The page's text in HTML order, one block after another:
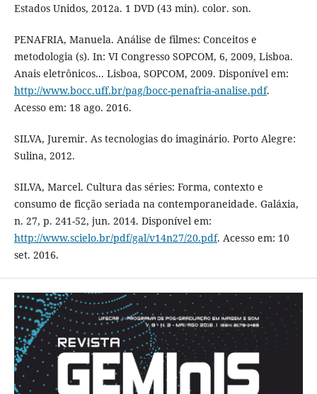
Estados Unidos, 2012a. 1 DVD (43 min). color. son.
PENAFRIA, Manuela. Análise de filmes: Conceitos e
metodologia (s). In: VI Congresso SOPCOM, 6, 2009, Lisboa.
Anais eletrônicos... Lisboa, SOPCOM, 2009. Disponível em:
http://www.bocc.uff.br/pag/bocc-penafria-analise.pdf.
Acesso em: 18 ago. 2016.
SILVA, Juremir. As tecnologias do imaginário. Porto Alegre:
Sulina, 2012.
SILVA, Marcel. Cultura das séries: Forma, contexto e
consumo de ficção seriada na contemporaneidade. Galáxia,
n. 27, p. 241-52, jun. 2014. Disponível em:
http://www.scielo.br/pdf/gal/v14n27/20.pdf. Acesso em: 10
set. 2016.